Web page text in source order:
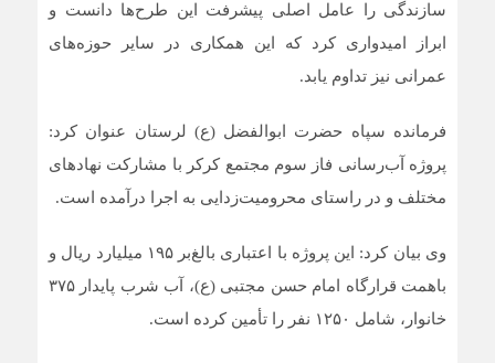
سازندگی را عامل اصلی پیشرفت این طرح‌ها دانست و
ابراز امیدواری کرد که این همکاری در سایر حوزه‌های
عمرانی نیز تداوم یابد.
فرمانده سپاه حضرت ابوالفضل (ع) لرستان عنوان کرد:
پروژه آب‌رسانی فاز سوم مجتمع کرکر با مشارکت نهادهای
مختلف و در راستای محرومیت‌زدایی به اجرا درآمده است.
وی بیان کرد: این پروژه با اعتباری بالغ‌بر ۱۹۵ میلیارد ریال و
باهمت قرارگاه امام حسن مجتبی (ع)، آب شرب پایدار ۳۷۵
خانوار، شامل ۱۲۵۰ نفر را تأمین کرده است.